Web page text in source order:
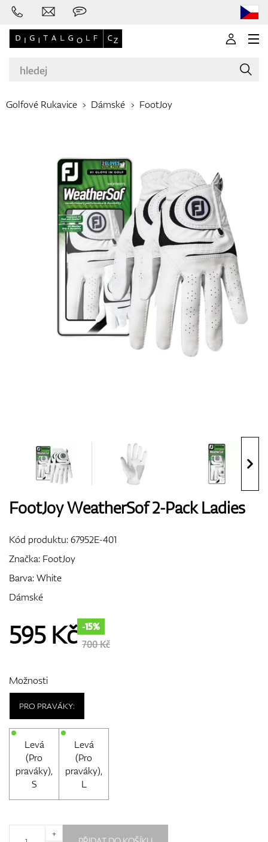
Golfové hole
Oblečení
Boty
Bagy
Golfové Rukavice Dámské FootJoy
FootJoy WeatherSof 2-Pack Ladies
Kód produktu:67952E-401
Značka: FootJoy
Barva: White
Dámské
595Kč -15%
700 Kč
Možnosti
PRO PRAVÁKY:
Levá
(Pro
praváky),
S
Levá
(Pro
praváky),
L
+